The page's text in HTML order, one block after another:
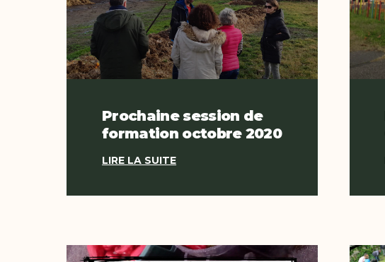
Prochaine session de
formation octobre 2020
LIRE LA SUITE